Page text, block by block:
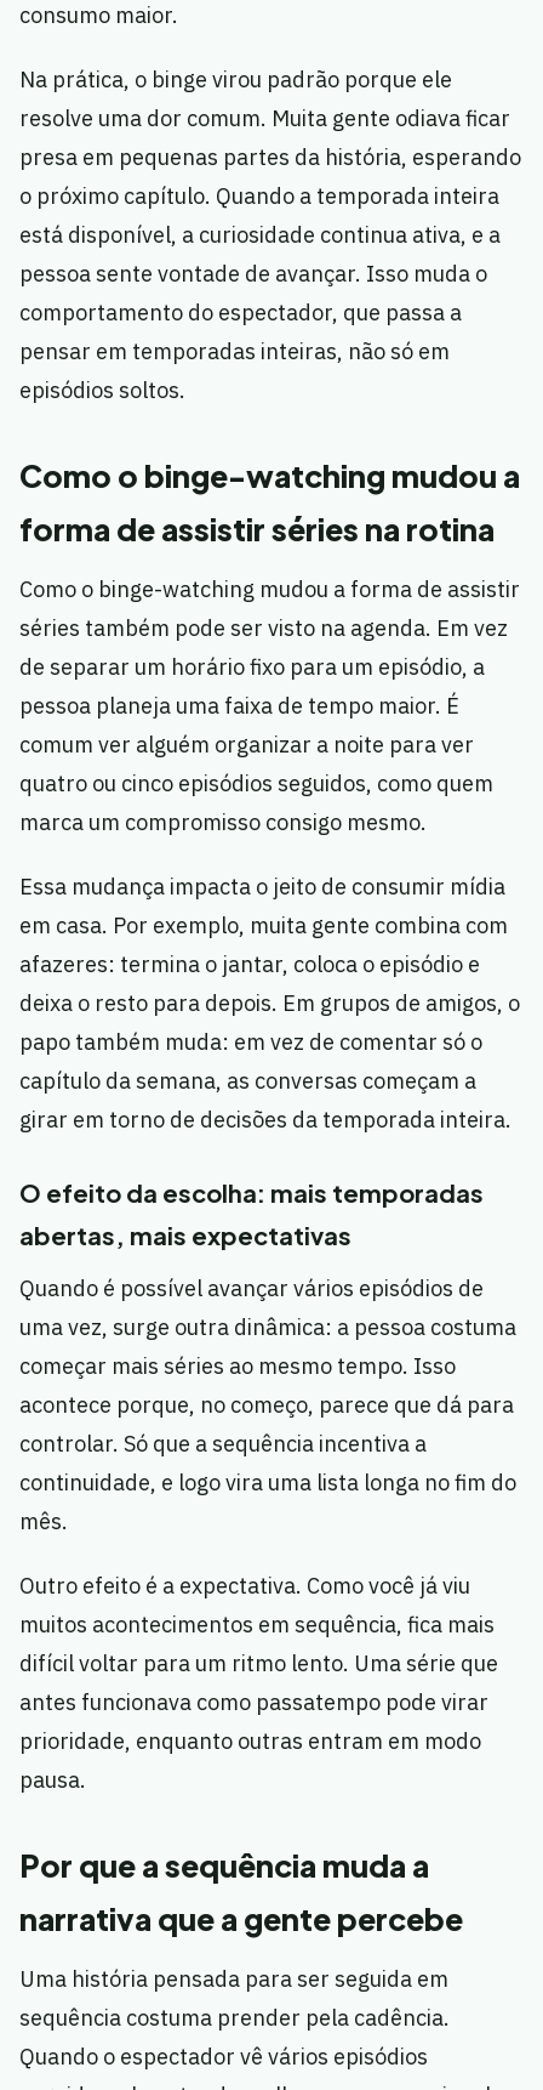
consumo maior.
Na prática, o binge virou padrão porque ele
resolve uma dor comum. Muita gente odiava ficar
presa em pequenas partes da história, esperando
o próximo capítulo. Quando a temporada inteira
está disponível, a curiosidade continua ativa, e a
pessoa sente vontade de avançar. Isso muda o
comportamento do espectador, que passa a
pensar em temporadas inteiras, não só em
episódios soltos.
Como o binge-watching mudou a
forma de assistir séries na rotina
Como o binge-watching mudou a forma de assistir
séries também pode ser visto na agenda. Em vez
de separar um horário fixo para um episódio, a
pessoa planeja uma faixa de tempo maior. É
comum ver alguém organizar a noite para ver
quatro ou cinco episódios seguidos, como quem
marca um compromisso consigo mesmo.
Essa mudança impacta o jeito de consumir mídia
em casa. Por exemplo, muita gente combina com
afazeres: termina o jantar, coloca o episódio e
deixa o resto para depois. Em grupos de amigos, o
papo também muda: em vez de comentar só o
capítulo da semana, as conversas começam a
girar em torno de decisões da temporada inteira.
O efeito da escolha: mais temporadas
abertas, mais expectativas
Quando é possível avançar vários episódios de
uma vez, surge outra dinâmica: a pessoa costuma
começar mais séries ao mesmo tempo. Isso
acontece porque, no começo, parece que dá para
controlar. Só que a sequência incentiva a
continuidade, e logo vira uma lista longa no fim do
mês.
Outro efeito é a expectativa. Como você já viu
muitos acontecimentos em sequência, fica mais
difícil voltar para um ritmo lento. Uma série que
antes funcionava como passatempo pode virar
prioridade, enquanto outras entram em modo
pausa.
Por que a sequência muda a
narrativa que a gente percebe
Uma história pensada para ser seguida em
sequência costuma prender pela cadência.
Quando o espectador vê vários episódios